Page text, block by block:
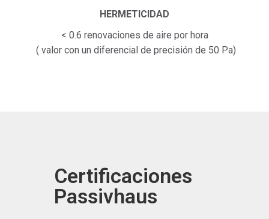
HERMETICIDAD
< 0.6 renovaciones de aire por hora
( valor con un diferencial de precisión de 50 Pa)
Certificaciones
Passivhaus